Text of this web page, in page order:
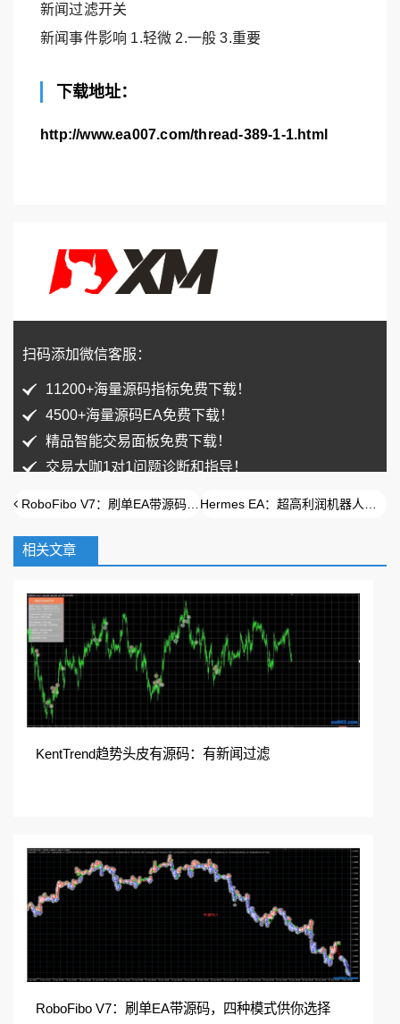
新闻过滤开关
新闻事件影响 1.轻微 2.一般 3.重要
下载地址：
http://www.ea007.com/thread-389-1-1.html
扫码添加微信客服：
11200+海量源码指标免费下载！
4500+海量源码EA免费下载！
精品智能交易面板免费下载！
交易大咖1对1问题诊断和指导！
扫码加入QQ群免费领取
RoboFibo V7：刷单EA带源码，四种模式供你选择
相关文章
KentTrend趋势头皮有源码：有新闻过滤
RoboFibo V7：刷单EA带源码，四种模式供你选择